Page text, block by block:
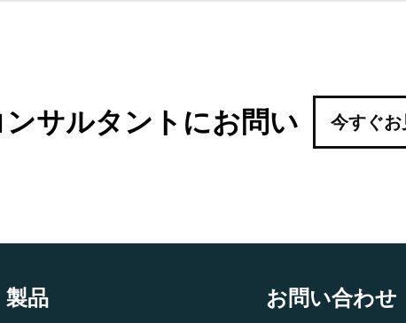
サルタントにお問い
今すぐ
製品 お問い合わせ